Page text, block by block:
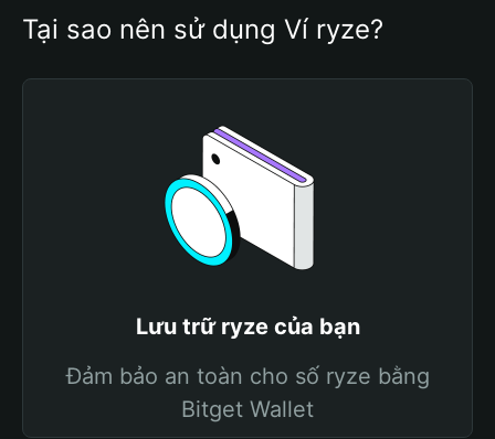
Tại sao nên sử dụng Ví ryze?
Lưu trữ ryze của bạn
Đảm bảo an toàn cho số ryze bằng
Bitget Wallet